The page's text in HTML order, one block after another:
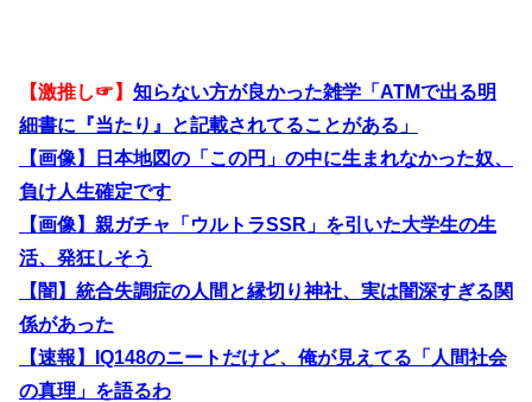
【激推し☞】 知らない方が良かった雑学「ATMで出る明
細書に『当たり』と記載されてることがある」
【画像】日本地図の「この円」の中に生まれなかった奴、
負け人生確定です
【画像】親ガチャ「ウルトラSSR」を引いた大学生の生
活、発狂しそう
【闇】統合失調症の人間と縁切り神社、実は闇深すぎる関
係があった
【速報】IQ148のニートだけど、俺が見えてる「人間社会
の真理」を語るわ